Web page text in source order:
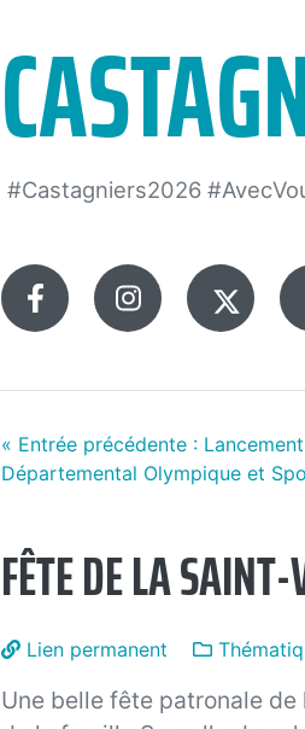
#Castagniers2026
FacebookInstagram
X
BILLET
« Entrée précédente :
Départemental Olympique et
FÊTE DE LA
Lien permanent
Une belle fête patronale de